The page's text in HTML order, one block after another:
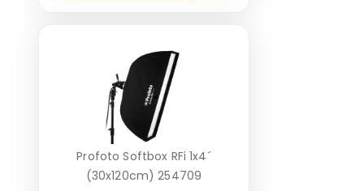
Profoto Softbox RFi 1x4´
(30x120cm) 254709